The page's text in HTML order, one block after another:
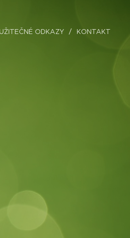
ODKAZY KONTAKT